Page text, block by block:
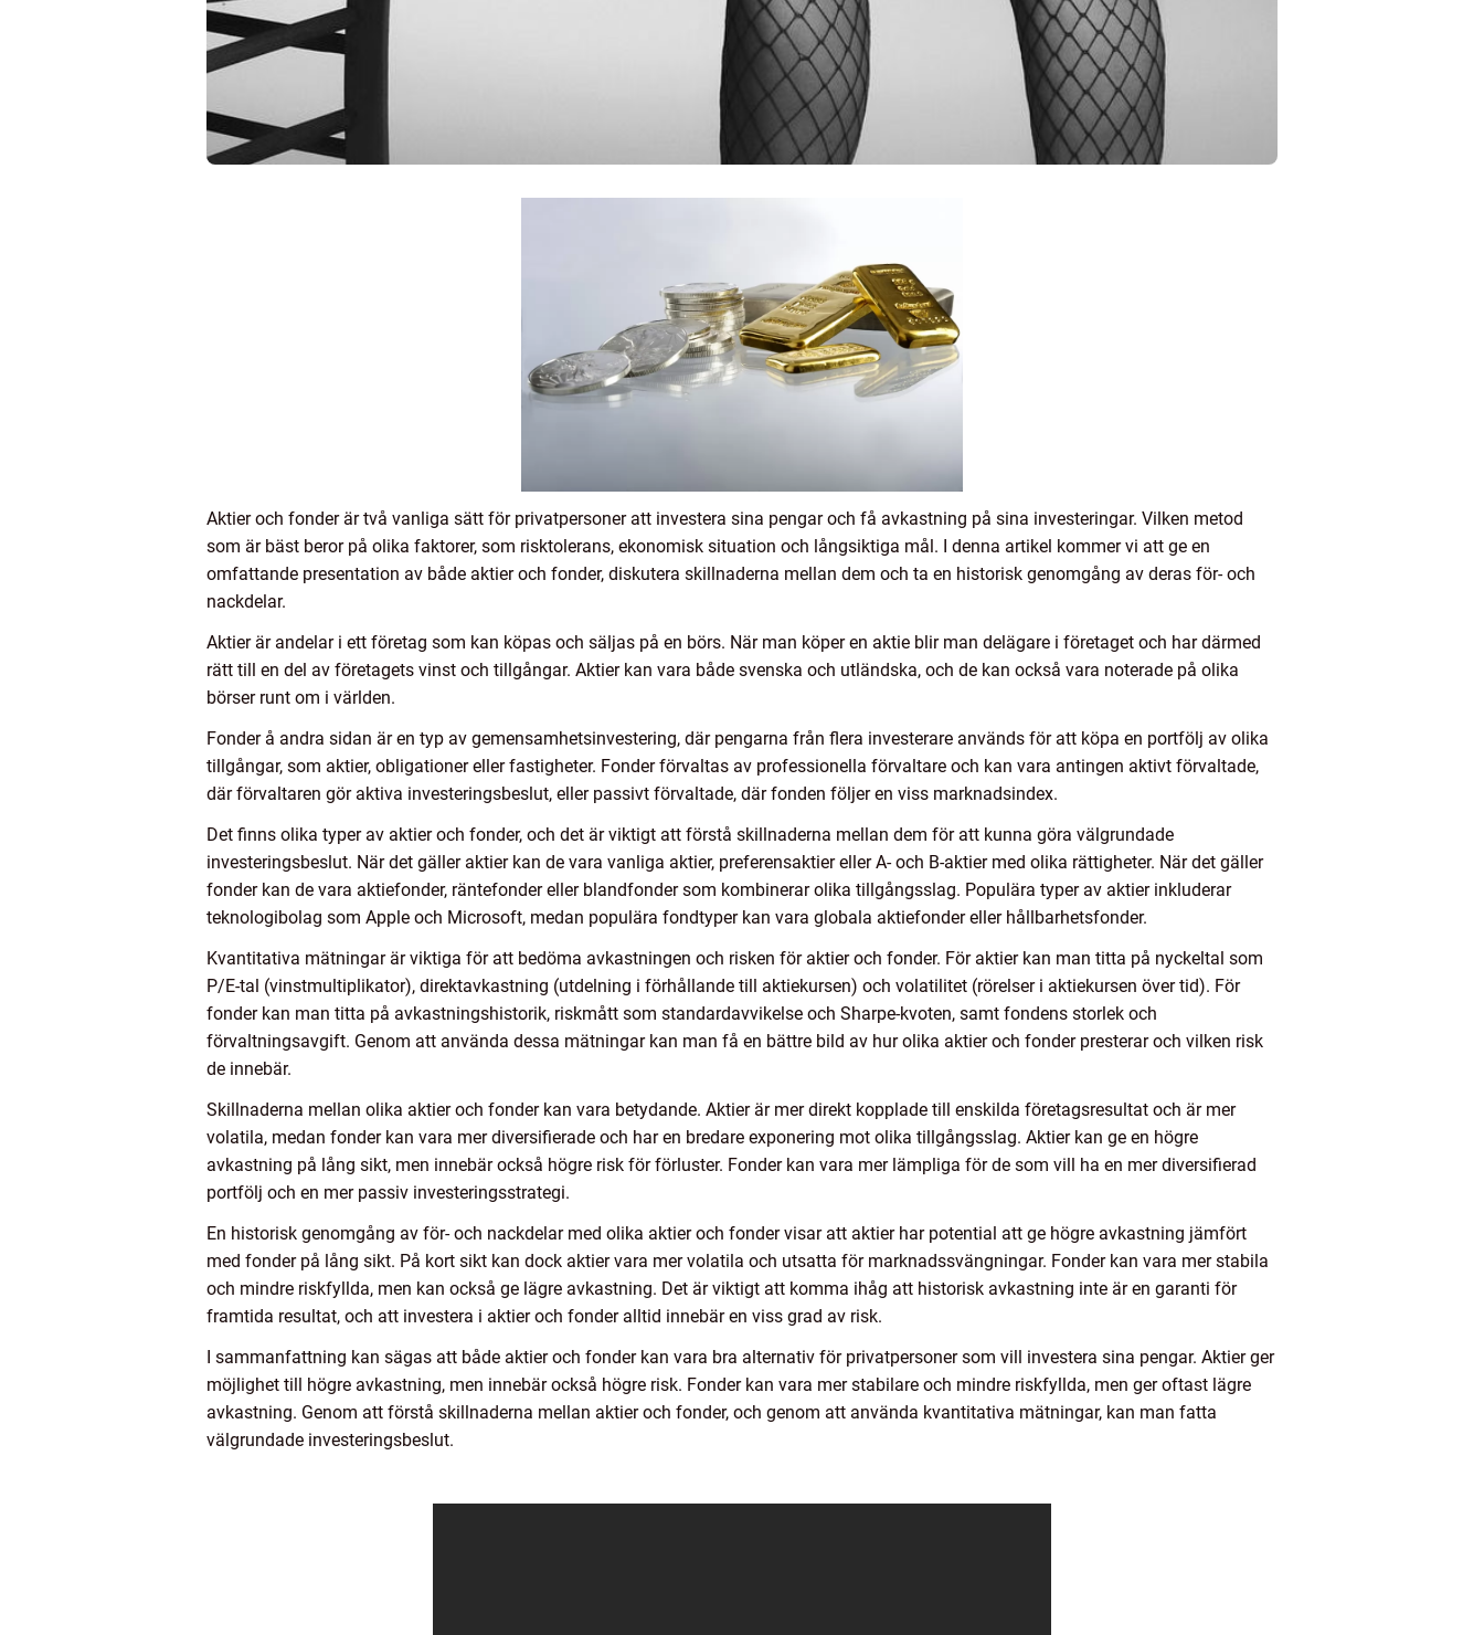
Aktier och fonder är två vanliga sätt för privatpersoner att investera sina pengar och få avkastning på sina investeringar. Vilken metod
som är bäst beror på olika faktorer, som risktolerans, ekonomisk situation och långsiktiga mål. I denna artikel kommer vi att ge en
omfattande presentation av både aktier och fonder, diskutera skillnaderna mellan dem och ta en historisk genomgång av deras för- och
nackdelar.
Aktier är andelar i ett företag som kan köpas och säljas på en börs. När man köper en aktie blir man delägare i företaget och har därmed
rätt till en del av företagets vinst och tillgångar. Aktier kan vara både svenska och utländska, och de kan också vara noterade på olika
börser runt om i världen.
Fonder å andra sidan är en typ av gemensamhetsinvestering, där pengarna från flera investerare används för att köpa en portfölj av olika
tillgångar, som aktier, obligationer eller fastigheter. Fonder förvaltas av professionella förvaltare och kan vara antingen aktivt förvaltade,
där förvaltaren gör aktiva investeringsbeslut, eller passivt förvaltade, där fonden följer en viss marknadsindex.
Det finns olika typer av aktier och fonder, och det är viktigt att förstå skillnaderna mellan dem för att kunna göra välgrundade
investeringsbeslut. När det gäller aktier kan de vara vanliga aktier, preferensaktier eller A- och B-aktier med olika rättigheter. När det gäller
fonder kan de vara aktiefonder, räntefonder eller blandfonder som kombinerar olika tillgångsslag. Populära typer av aktier inkluderar
teknologibolag som Apple och Microsoft, medan populära fondtyper kan vara globala aktiefonder eller hållbarhetsfonder.
Kvantitativa mätningar är viktiga för att bedöma avkastningen och risken för aktier och fonder. För aktier kan man titta på nyckeltal som
P/E-tal (vinstmultiplikator), direktavkastning (utdelning i förhållande till aktiekursen) och volatilitet (rörelser i aktiekursen över tid). För
fonder kan man titta på avkastningshistorik, riskmått som standardavvikelse och Sharpe-kvoten, samt fondens storlek och
förvaltningsavgift. Genom att använda dessa mätningar kan man få en bättre bild av hur olika aktier och fonder presterar och vilken risk
de innebär.
Skillnaderna mellan olika aktier och fonder kan vara betydande. Aktier är mer direkt kopplade till enskilda företagsresultat och är mer
volatila, medan fonder kan vara mer diversifierade och har en bredare exponering mot olika tillgångsslag. Aktier kan ge en högre
avkastning på lång sikt, men innebär också högre risk för förluster. Fonder kan vara mer lämpliga för de som vill ha en mer diversifierad
portfölj och en mer passiv investeringsstrategi.
En historisk genomgång av för- och nackdelar med olika aktier och fonder visar att aktier har potential att ge högre avkastning jämfört
med fonder på lång sikt. På kort sikt kan dock aktier vara mer volatila och utsatta för marknadssvängningar. Fonder kan vara mer stabila
och mindre riskfyllda, men kan också ge lägre avkastning. Det är viktigt att komma ihåg att historisk avkastning inte är en garanti för
framtida resultat, och att investera i aktier och fonder alltid innebär en viss grad av risk.
I sammanfattning kan sägas att både aktier och fonder kan vara bra alternativ för privatpersoner som vill investera sina pengar. Aktier ger
möjlighet till högre avkastning, men innebär också högre risk. Fonder kan vara mer stabilare och mindre riskfyllda, men ger oftast lägre
avkastning. Genom att förstå skillnaderna mellan aktier och fonder, och genom att använda kvantitativa mätningar, kan man fatta
välgrundade investeringsbeslut.